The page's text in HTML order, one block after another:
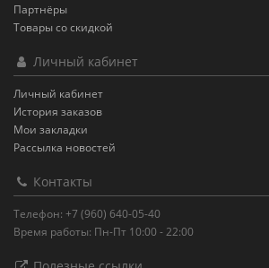
Партнёры
Товары со скидкой
Личный кабинет
Личный кабинет
История заказов
Мои закладки
Рассылка новостей
Контакты
Телефон: +7 (960) 640-05-40
Время работы: Пн-Пт 10:00 - 22:00